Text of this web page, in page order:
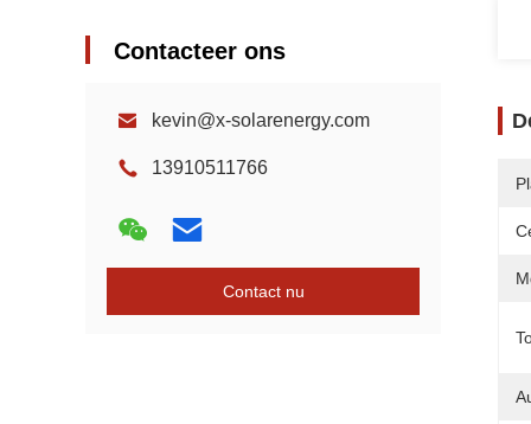
Contacteer ons
kevin@x-solarenergy.com
13910511766
Contact nu